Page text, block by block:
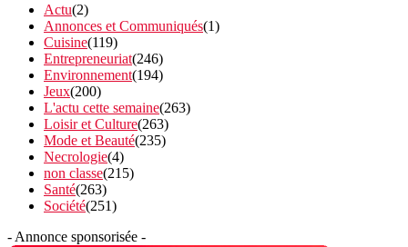
Actu(2)
Annonces et Communiqués(1)
Cuisine(119)
Entrepreneuriat(246)
Environnement(194)
Jeux(200)
L'actu cette semaine(263)
Loisir et Culture(263)
Mode et Beauté(235)
Necrologie(4)
non classe(215)
Santé(263)
Société(251)
- Annonce sponsorisée -